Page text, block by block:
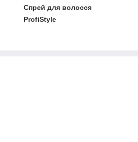
Спрей для волосся
ProfiStyle